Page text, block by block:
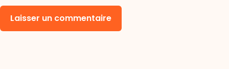
Laisser un commentaire